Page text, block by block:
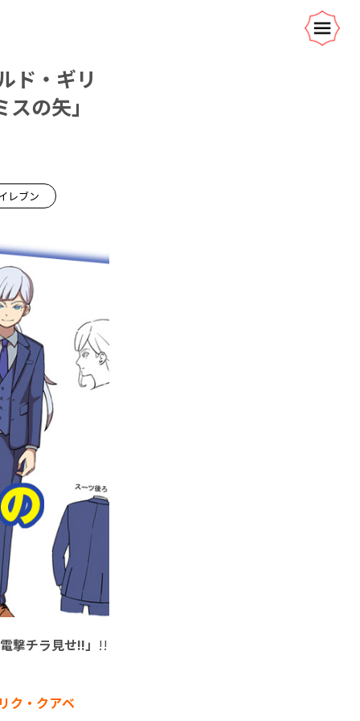
ド・ギリ
の矢」
レブン
撃チラ見せ!!」 !!
ク・クアベ